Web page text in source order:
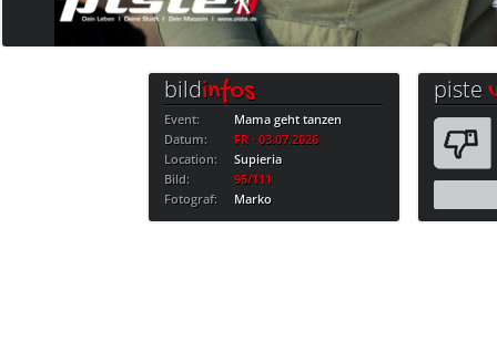
bildinfos
Event:
Mama geht tanzen
Datum:
FR · 03.07.2026
Location:
Supieria
Bild:
95/111
Fotograf:
Marko
piste